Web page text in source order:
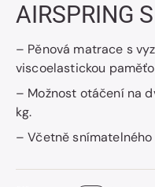
AIRSPRING
– Pěnová matrace s
viscoelastickou
– Možnost otáčení na
kg.
– Včetně